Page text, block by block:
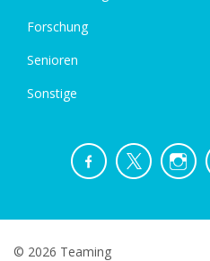
Forschung
Senioren
Sonstige
© 2026 Teaming